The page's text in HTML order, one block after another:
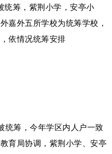
统筹，紫荆小学，安亭小
嘉外五所学校为统筹学校，
依情况统筹安排
统筹，今年学区内人户一致
育局协调，紫荆小学、安亭